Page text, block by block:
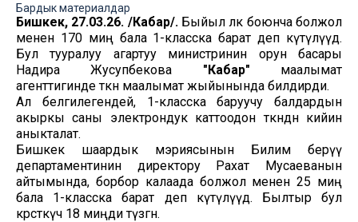
Бардык материалдар
Бишкек, 27.03.26. /Кабар/.Быйыл өлкө боюнча болжол
менен 170 миң бала 1-класска барат деп күтүлүүдө.
Бул тууралуу агартуу министринин орун басары
Надира Жусупбекова "Кабар" маалымат
агенттигинде өткөн маалымат жыйынында билдирди.
Ал белгилегендей, 1-класска баруучу балдардын
акыркы саны электрондук каттоодон өткөндөн кийин
аныкталат.
Бишкек шаардык мэриясынын Билим берүү
департаментинин директору Рахат Мусаеванын
айтымында, борбор калаада болжол менен 25 миң
бала 1-класска барат деп күтүлүүдө. Былтыр бул
көрсөткүч 18 миңди түзгөн.